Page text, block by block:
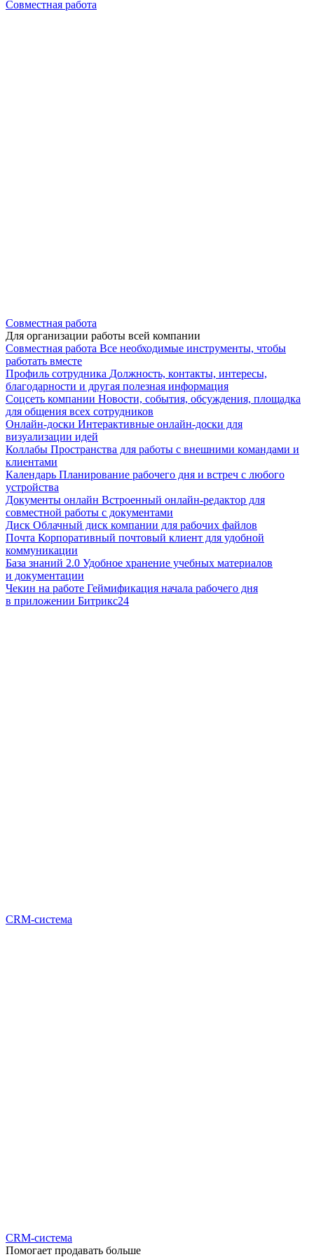
Совместная работа
Совместная работа
Для организации работы всей компании
Совместная работа Все необходимые инструменты, чтобы
работать вместе
Профиль сотрудника Должность, контакты, интересы,
благодарности и другая полезная информация
Соцсеть компании Новости, события, обсуждения, площадка
для общения всех сотрудников
Онлайн-доски Интерактивные онлайн-доски для
визуализации идей
Коллабы Пространства для работы с внешними командами и
клиентами
Календарь Планирование рабочего дня и встреч с любого
устройства
Документы онлайн Встроенный онлайн-редактор для
совместной работы с документами
Диск Облачный диск компании для рабочих файлов
Почта Корпоративный почтовый клиент для удобной
коммуникации
База знаний 2.0 Удобное хранение учебных материалов
и документации
Чекин на работе Геймификация начала рабочего дня
в приложении Битрикс24
CRM-система
CRM-система
Помогает продавать больше